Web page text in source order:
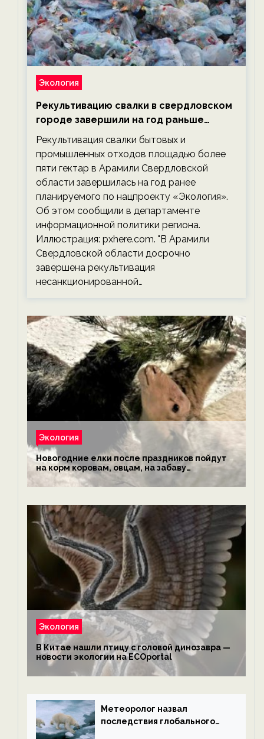
Экология
Рекультивацию свалки в свердловском
городе завершили на год раньше
планируемого срока — новости
экологии на ECOportal
Рекультивация свалки бытовых и
промышленных отходов площадью более
пяти гектар в Арамили Свердловской
области завершилась на год ранее
планируемого по нацпроекту «Экология».
Об этом сообщили в департаменте
информационной политики региона.
Иллюстрация: pxhere.com. "В Арамили
Свердловской области досрочно
завершена рекультивация
несанкционированной…
Экология
Новогодние елки после праздников пойдут
на корм коровам, овцам, на забаву
обезьянам, львам и леопардам — новости
экологии на ECOportal
Экология
В Китае нашли птицу с головой динозавра —
новости экологии на ECOportal
Метеоролог назвал
последствия глобального